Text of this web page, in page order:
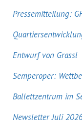
Pressemitteilung:
Entwurf von Grassl
Semperoper:
Ballettzentrum im
Newsletter Juli